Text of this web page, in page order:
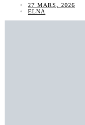
27 MARS, 2026
ELNA